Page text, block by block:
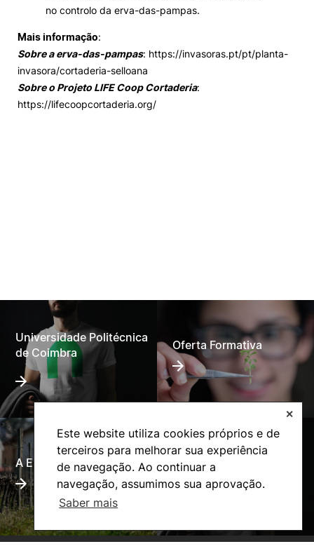
Este website utiliza cookies próprios e de
terceiros para melhorar sua experiência
de navegação. Ao continuar a
navegação, assumimos sua aprovação.
Saber mais
✕
no controlo da erva-das-pampas.
Mais informação:
Sobre a erva-das-pampas: https://invasoras.pt/pt/planta-
invasora/cortaderia-selloana
Sobre o Projeto LIFE Coop Cortaderia:
https://lifecoopcortaderia.org/
Universidade Politécnica
de Coimbra
Oferta Formativa
A ESAC Ação Social